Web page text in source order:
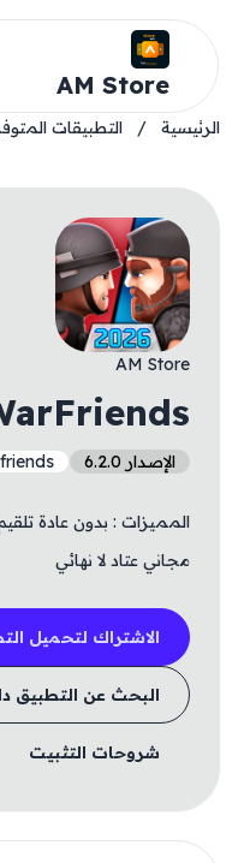
AM Store
الرئيسية / التطبيقات
AM Store
الإصدار 6.2.0
المميزات : بدون عادة
مجاني عتاد لا نهائي
الاشتراك لتحميل
البحث عن التطبيق
شروحات التثبيت